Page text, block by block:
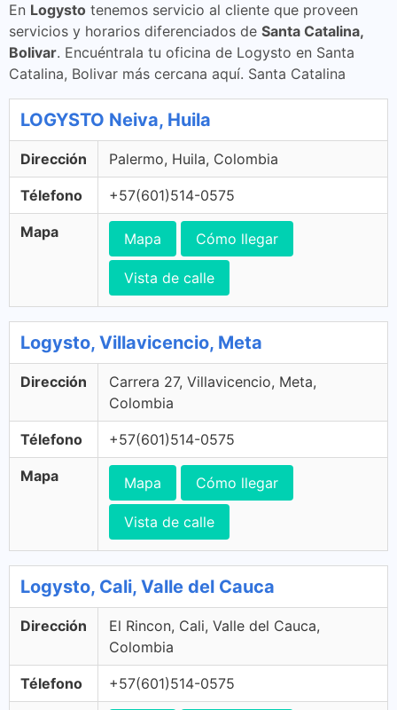
En Logysto tenemos servicio al cliente que proveen
servicios y horarios diferenciados de Santa Catalina,
Bolivar. Encuéntrala tu oficina de Logysto en Santa
Catalina, Bolivar más cercana aquí. Santa Catalina
LOGYSTO Neiva, Huila
Dirección Palermo, Huila, Colombia
Télefono +57(601)514-0575
Mapa Mapa Cómo llegar
Vista de calle
Logysto, Villavicencio, Meta
Dirección
Carrera 27, Villavicencio, Meta,
Colombia
Télefono +57(601)514-0575
Mapa Mapa Cómo llegar
Vista de calle
Logysto, Cali, Valle del Cauca
Dirección
El Rincon, Cali, Valle del Cauca,
Colombia
Télefono +57(601)514-0575